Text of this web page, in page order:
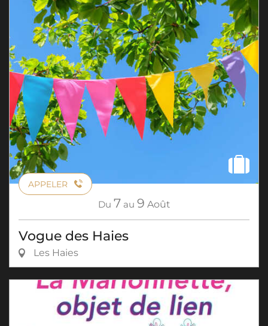
APPELER
Du 7 au 9 Août
Vogue des Haies
Les Haies